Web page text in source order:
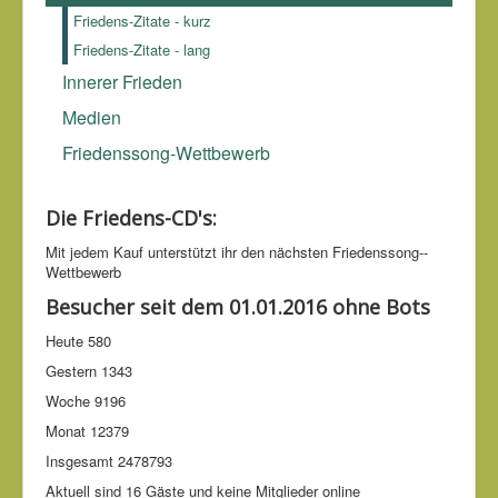
Völker, die Achtung vor der eigenen Kultur mit der
Achtung vor der Kultur der anderen Völker.
(1900-1983)
Friedens-Zitate - kurz
Friedens-Zitate - lang
Innerer Frieden
Medien
Friedenssong-Wettbewerb
Die Friedens-CD's:
Mit jedem Kauf unter­stützt ihr den nächsten Friedens­song-­
Wettbe­werb
Besucher seit dem 01.01.2016 ohne Bots
Heute 580
Gestern 1343
Woche 9196
Monat 12379
Insgesamt 2478793
Aktuell sind 16 Gäste und keine Mitglieder online